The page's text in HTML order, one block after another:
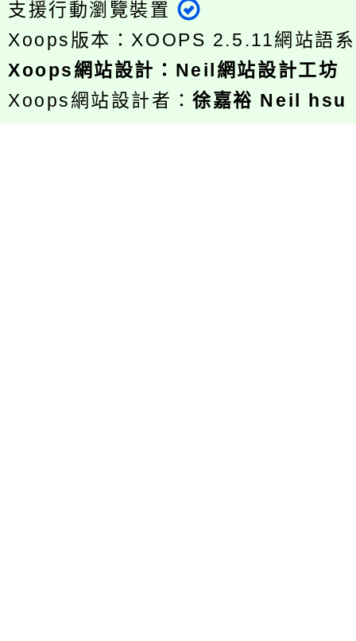
支援行動瀏覽裝置
Xoops版本： XOOPS 2.5.11網站語
Xoops網站設計 ： Neil網站設計工坊
Xoops網站設計者：徐嘉裕 Neil hsu